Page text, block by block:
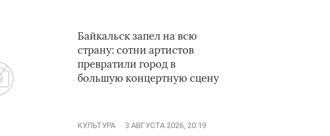
Байкальск запел на всю
страну: сотни артистов
превратили город в
большую концертную сцену
КУЛЬТУРА 3 АВГУСТА 2026, 20:19